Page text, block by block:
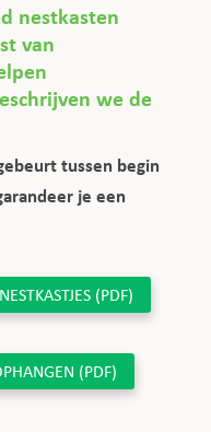
nestkasten
van
we de
tussen begin
je een
(PDF)
(PDF)